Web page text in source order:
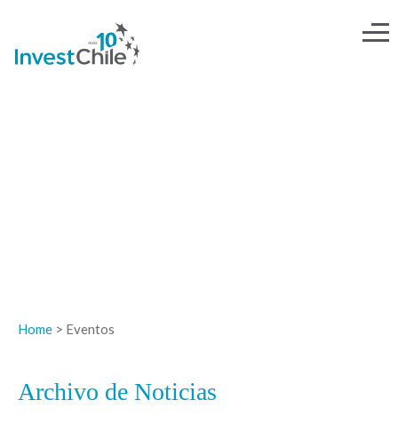
Home > Eventos
Archivo de Noticias